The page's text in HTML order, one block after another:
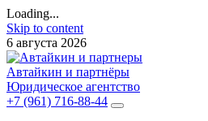
Loading...
Skip to content
6 августа 2026
Автайкин и партнёры
Юридическое агентство
+7 (961) 716-88-44